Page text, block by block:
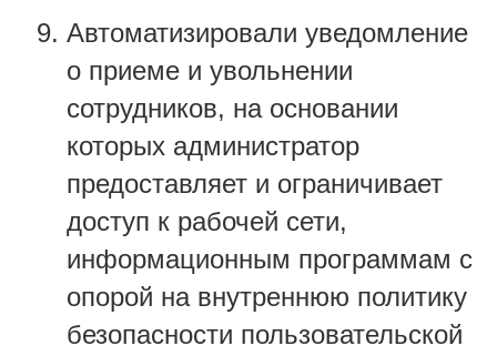
Автоматизировали уведомление
о приеме и увольнении
сотрудников, на основании
которых администратор
предоставляет и ограничивает
доступ к рабочей сети,
информационным программам с
опорой на внутреннюю политику
безопасности пользовательской